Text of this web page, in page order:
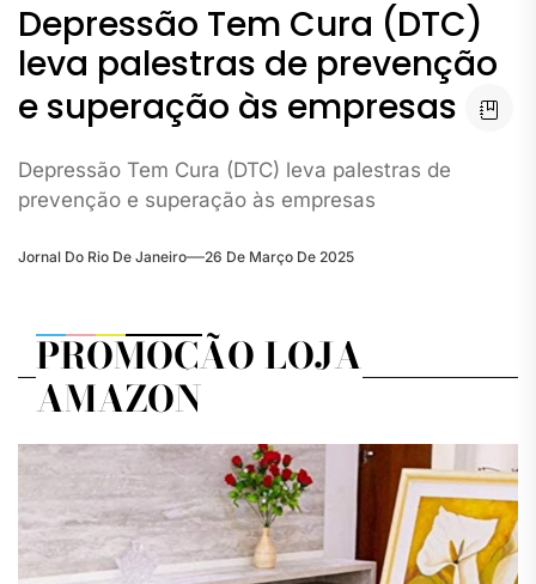
Depressão Tem Cura (DTC)
leva palestras de prevenção
e superação às empresas
Depressão Tem Cura (DTC) leva palestras de
prevenção e superação às empresas
Jornal Do Rio De Janeiro 26 De Março De 2025
PROMOÇÃO LOJA
AMAZON